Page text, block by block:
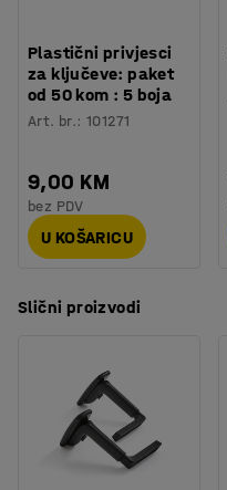
Plastični privjesci
za ključeve: paket
od 50 kom : 5 boja
Art. br.:101271
9,00 KM
bez PDV
U KOŠARICU
Slični proizvodi